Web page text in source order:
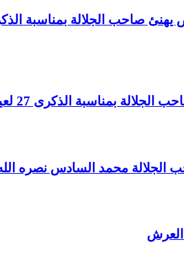
يهنئ صاحب الجلالة
الذكرى 27 لعيد العرش المجيد
السادس نصره الله بذكرى 27 عيد
العرش